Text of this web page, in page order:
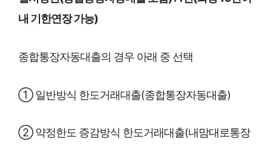
내 기한연장 가능)
종합통장자동대출의 경우 아래 중 선택
① 일반방식 한도거래대출(종합통장자동대출)
② 약정한도 증감방식 한도거래대출(내맘대로통장